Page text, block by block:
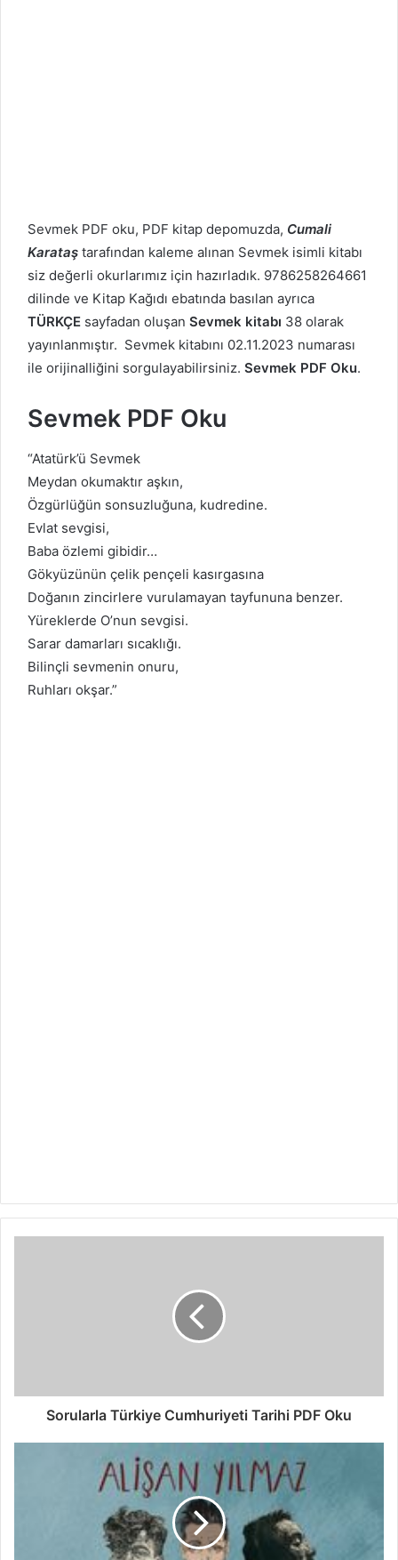
Sevmek PDF oku, PDF kitap depomuzda, Cumali
Karataş tarafından kaleme alınan Sevmek isimli kitabı
siz değerli okurlarımız için hazırladık. 9786258264661
dilinde ve Kitap Kağıdı ebatında basılan ayrıca
TÜRKÇE sayfadan oluşan Sevmek kitabı 38 olarak
yayınlanmıştır. Sevmek kitabını 02.11.2023 numarası
ile orijinalliğini sorgulayabilirsiniz. Sevmek PDF Oku.
Sevmek PDF Oku
“Atatürk’ü Sevmek
Meydan okumaktır aşkın,
Özgürlüğün sonsuzluğuna, kudredine.
Evlat sevgisi,
Baba özlemi gibidir…
Gökyüzünün çelik pençeli kasırgasına
Doğanın zincirlere vurulamayan tayfununa benzer.
Yüreklerde O’nun sevgisi.
Sarar damarları sıcaklığı.
Bilinçli sevmenin onuru,
Ruhları okşar.”
Sorularla Türkiye Cumhuriyeti Tarihi PDF Oku